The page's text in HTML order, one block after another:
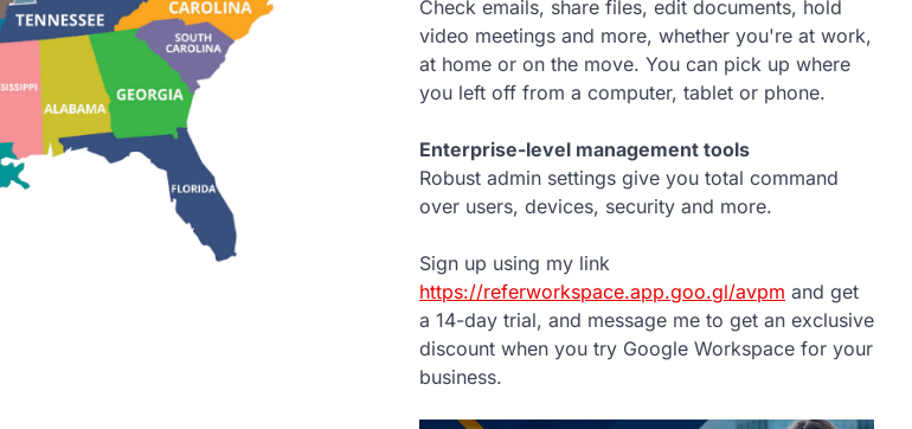
Check emails, share files, edit documents, hold
video meetings and more, whether you're at work,
at home or on the move. You can pick up where
you left off from a computer, tablet or phone.
Enterprise-level management tools
Robust admin settings give you total command
over users, devices, security and more.
Sign up using my link
https://referworkspace.app.goo.gl/avpm and get
a 14-day trial, and message me to get an exclusive
discount when you try Google Workspace for your
business.